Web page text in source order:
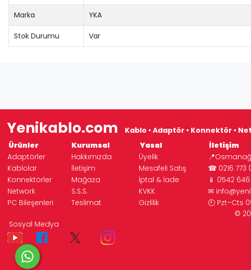
Marka YKA
Stok Durumu Var
Yenikablo.com
Kablo • Adaptör • Konnektör •
Ürünler
Kurumsal Yasal
İletişim
Adaptörler
Hakkımızda Üyelik
Kablolar
İletişim Mesafeli Satış
☎ 0216 773
Konnektörler
Mağaza İptal & İade
📱 0542 646
Network
S.S.S. KVKK ✉
PC Bileşenleri
Teslimat Gizlilik
🕘 Pzt–Cts
© 2026 Yeni Elektronik | Tüm
Sosyal Medya